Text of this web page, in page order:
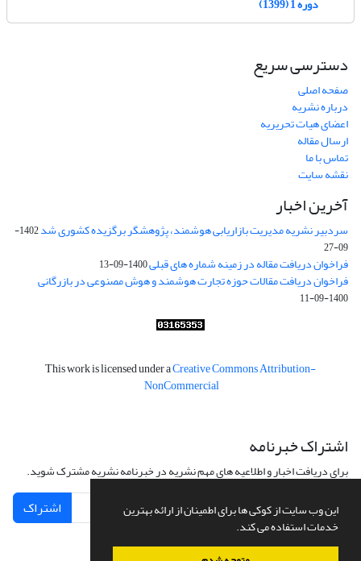
این وب سایت از کوکی ها برای اطمینان از ارائه بهترین
خدمات استفاده می کند.
دسترسی سریع
صفحه اصلی
درباره نشریه
اعضای هیات تحریریه
ارسال مقاله
تماس با ما
نقشه سایت
آخرین اخبار
سردبیر نشریه مدیریت بازاریابی هوشمند، پژوهشگر برگزیده کشوری شد
1402-
09-27
فراخوان دریافت مقاله در زمینه شماره های قبلی1400-09-13
فراخوان دریافت مقالات حوزه تجارت هوشمند و هوش مصنوعی در بازرگانی
1400-09-11
This work is licensed under aCreative Commons Attribution-
NonCommercial
اشتراک خبرنامه
برای دریافت اخبار و اطلاعیه های مهم نشریه در خبرنامه نشریه مشترک شوید.
اشتراک